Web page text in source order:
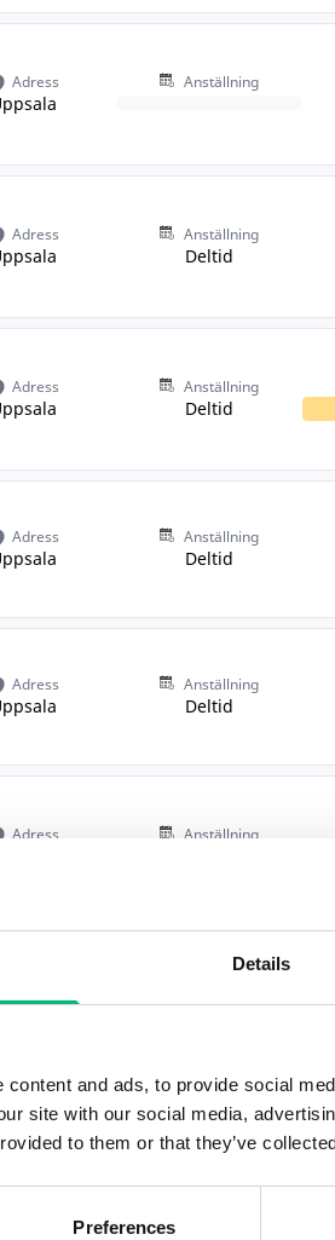
Details
and ads, to provide social
site with our social media,
to them or that they’ve
Preferences
Adress Anställning
Adress Anställning
Deltid
Adress Anställning
Deltid
Adress Anställning
Deltid
Adress Anställning
Deltid
Adress Anställning
Deltid
Adress Anställning